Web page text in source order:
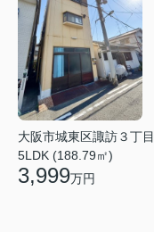
大阪市城東区諏訪３丁目
5LDK (188.79㎡)
3,999万円